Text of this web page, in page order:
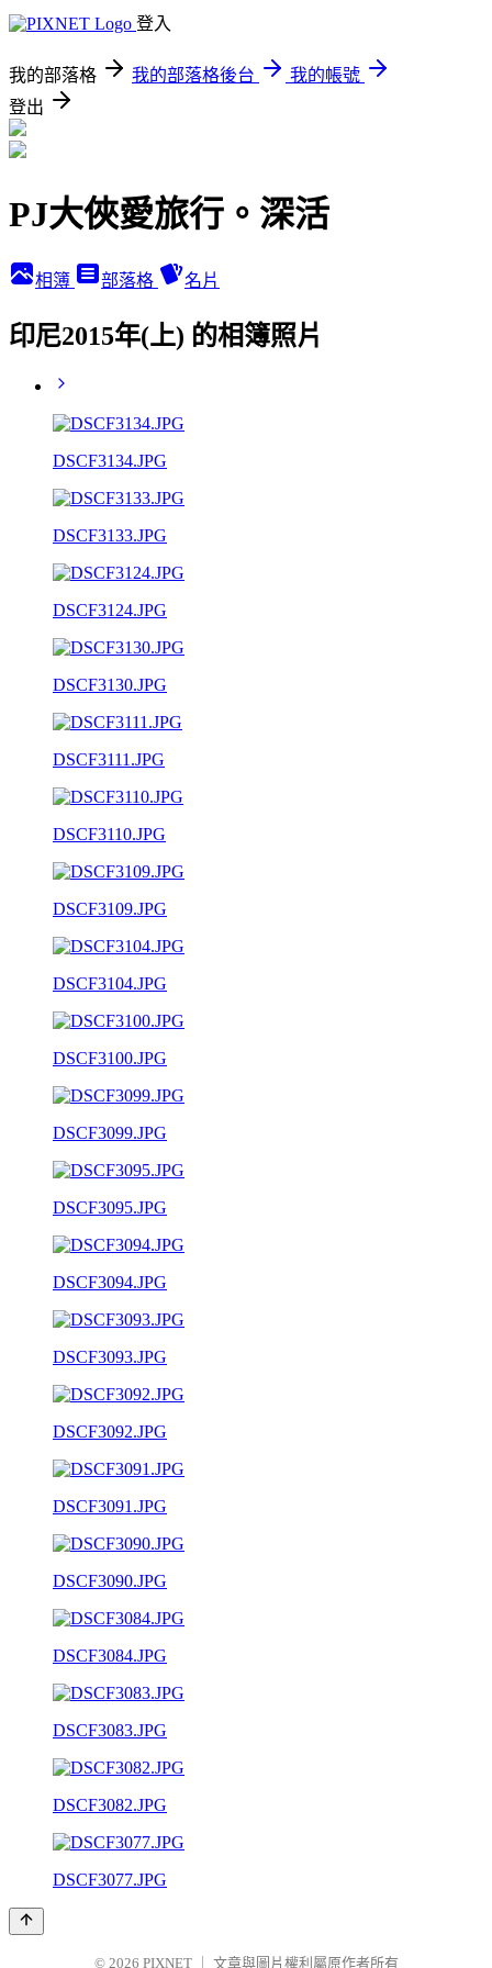
登入
我的部落格 我的部落格後台
我的帳號
登出
PJ大俠愛旅行。深活
相簿 部落格 名片
印尼2015年(上) 的相簿照片
DSCF3134.JPG
DSCF3133.JPG
DSCF3124.JPG
DSCF3130.JPG
DSCF3111.JPG
DSCF3110.JPG
DSCF3109.JPG
DSCF3104.JPG
DSCF3100.JPG
DSCF3099.JPG
DSCF3095.JPG
DSCF3094.JPG
DSCF3093.JPG
DSCF3092.JPG
DSCF3091.JPG
DSCF3090.JPG
DSCF3084.JPG
DSCF3083.JPG
DSCF3082.JPG
DSCF3077.JPG
© 2026 PIXNET 文章與圖片權利屬原作者所有